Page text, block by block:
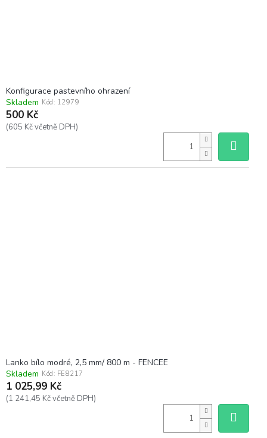
Konfigurace pastevního ohrazení
Skladem Kód: 12979
500 Kč
(605 Kč včetně DPH)
Lanko bílo modré, 2,5 mm/ 800 m - FENCEE
Skladem Kód: FE8217
1 025,99 Kč
(1 241,45 Kč včetně DPH)